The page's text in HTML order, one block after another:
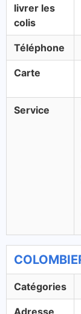
livrer les
colis
Téléphone
Carte
Service
Catégories
Adresse